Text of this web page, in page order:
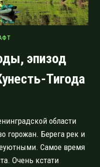
эпизод
Тигода
области
горожан. Берега рек и
Самое время
Очень кстати